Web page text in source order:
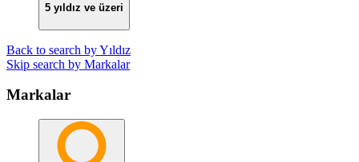
5 yıldız ve üzeri
Back to search by Yıldız
Skip search by Markalar
Markalar